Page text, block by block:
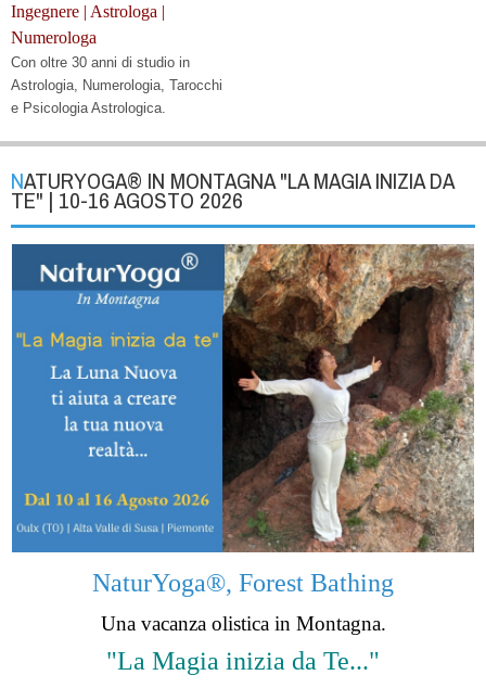
Ingegnere | Astrologa |
Numerologa
Con oltre 30 anni di studio in
Astrologia, Numerologia, Tarocchi
e Psicologia Astrologica.
NATURYOGA® IN MONTAGNA "LA MAGIA INIZIA DA
TE" | 10-16 AGOSTO 2026
NaturYoga®, Forest Bathing
Una vacanza olistica in Montagna.
"La Magia inizia da Te..."